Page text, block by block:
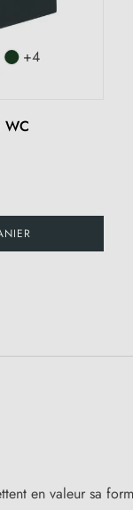
+4
WC
en valeur sa